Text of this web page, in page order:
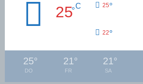
25°C 25°
22°
25°
DO
21°
FR
21°
SA